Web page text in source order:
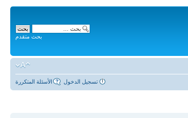
بحث متقدم
الأسئلة المتكررة تسجيل الدخول